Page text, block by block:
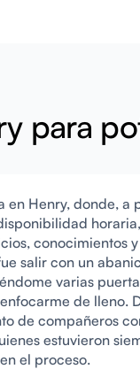
para
en Henry, donde, a
conocimientos
salir con un
varias
de lleno.
de compañeros
estuvieron
el proceso.